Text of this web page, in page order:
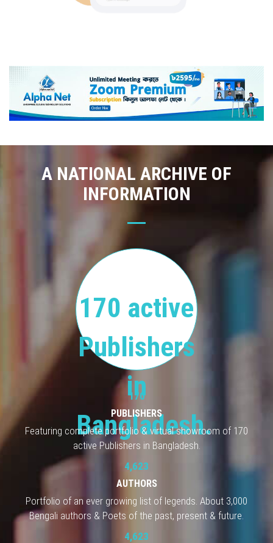
A NATIONAL ARCHIVE OF
INFORMATION
170 active
Publishers
in
Bangladesh.
170
PUBLISHERS
Featuring complete portfolio & virtual showroom of 170
active Publishers in Bangladesh.
4,623
AUTHORS
Portfolio of an ever growing list of legends. About 3,000
Bengali authors & Poets of the past, present & future.
4,623